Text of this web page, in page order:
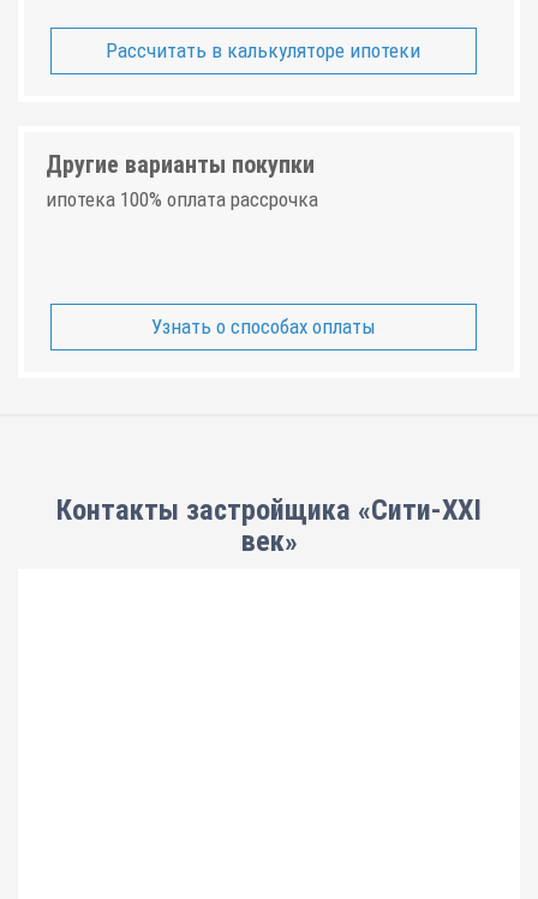
Рассчитать в калькуляторе ипотеки
Другие варианты покупки
ипотека 100% оплата рассрочка
Узнать о способах оплаты
Контакты застройщика «Сити-XXI
век»